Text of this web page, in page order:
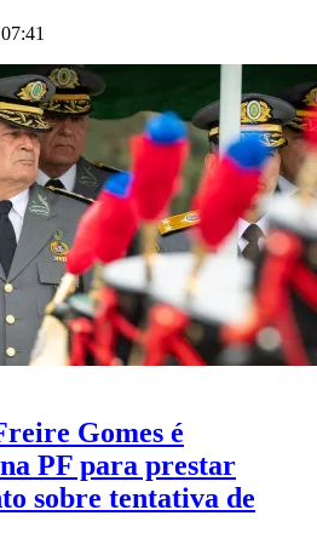
Gomes é
PF para prestar
sobre tentativa de